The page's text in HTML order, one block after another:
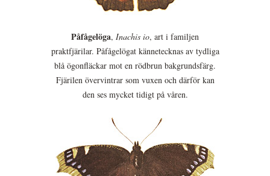
Påfågelöga, Inachis io, art i familjen
praktfjärilar. Påfågelögat kännetecknas av tydliga
blå ögonfläckar mot en rödbrun bakgrundsfärg.
Fjärilen övervintrar som vuxen och därför kan
den ses mycket tidigt på våren.